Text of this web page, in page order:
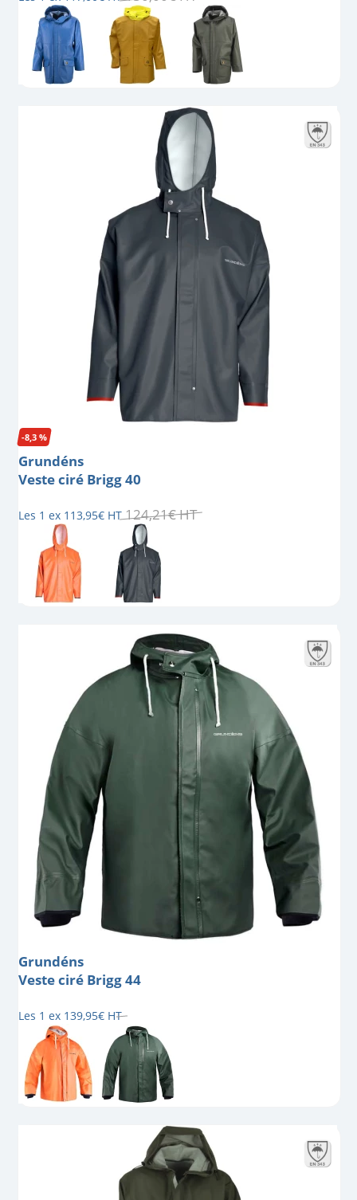
-8,3 %
Grundéns
Veste ciré Brigg 40
Les 1 ex 113,95€ HT 124,21€HT
Grundéns
Veste ciré Brigg 44
Les 1 ex 139,95€ HT